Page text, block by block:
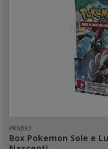
PKNB93
Box Pokemon Sole e